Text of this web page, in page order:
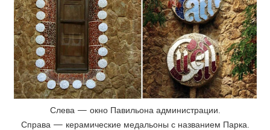
Слева — окно Павильона администрации.
Справа — керамические медальоны с названием Парка.